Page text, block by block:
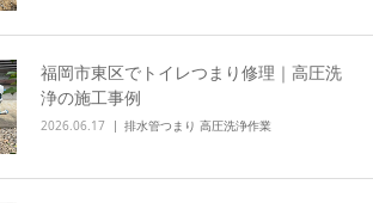
福岡市東区でトイレつまり修理｜高圧洗
浄の施工事例
2026.06.17 排水管つまり 高圧洗浄作業